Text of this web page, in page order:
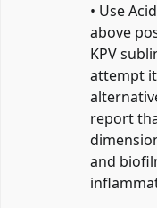
• Use
above
KPV
attempt
report
and